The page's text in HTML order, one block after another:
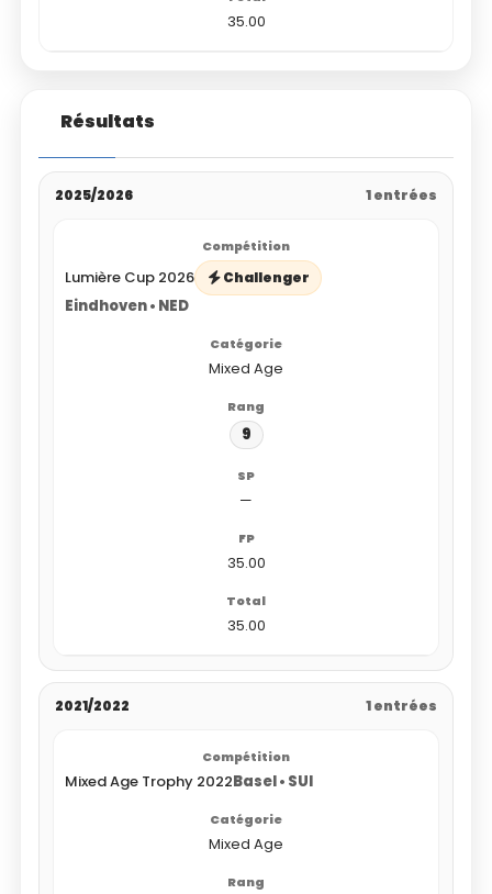
35.00
Résultats
2025/2026 1 entrées
Lumière Cup 2026 Challenger
Eindhoven • NED
Mixed Age
9
—
35.00
35.00
2021/2022 1 entrées
Mixed Age Trophy 2022Basel • SUI
Mixed Age